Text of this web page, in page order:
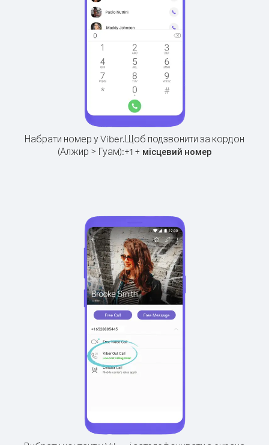
Набрати номер у Viber.Щоб подзвонити за кордон
(Алжир > Гуам):+1+ місцевий номер